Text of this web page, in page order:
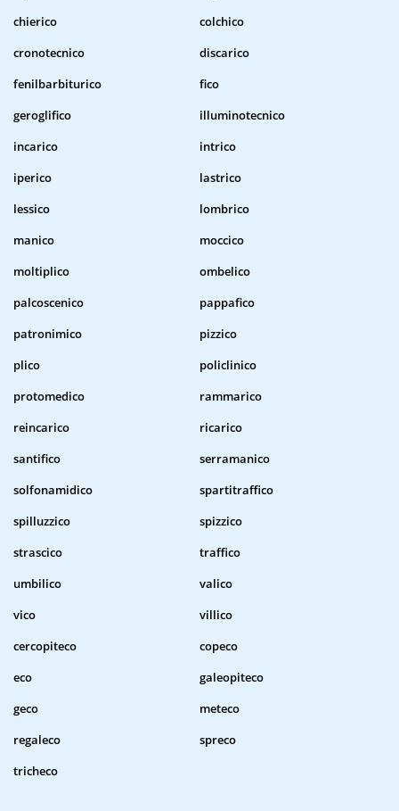
chierico
colchico
cronotecnico
discarico
fenilbarbiturico
fico
geroglifico
illuminotecnico
incarico
intrico
iperico
lastrico
lessico
lombrico
manico
moccico
moltiplico
ombelico
palcoscenico
pappafico
patronimico
pizzico
plico
policlinico
protomedico
rammarico
reincarico
ricarico
santifico
serramanico
solfonamidico
spartitraffico
spilluzzico
spizzico
strascico
traffico
umbilico
valico
vico
villico
cercopiteco
copeco
eco
galeopiteco
geco
meteco
regaleco
spreco
tricheco